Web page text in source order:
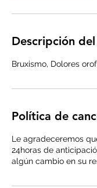
Descripción
Bruxismo, Dolores
Política de
Le agradeceremos
24horas de
algún cambio en su